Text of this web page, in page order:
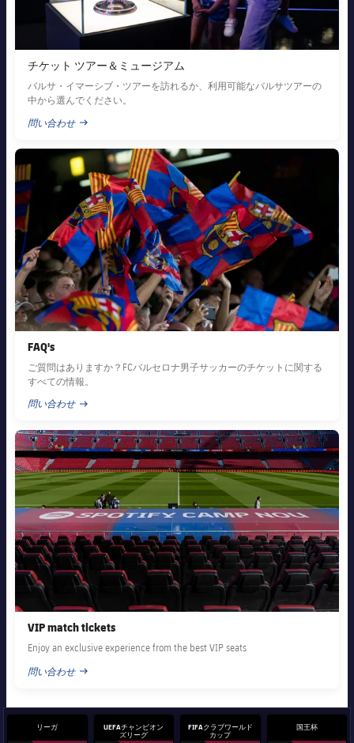
チケット ツアー＆ミュージアム
バルサ・イマーシブ・ツアーを訪れるか、利用可能なバルサツアーの
中から選んでください。
問い合わせ
PUBLISHED NEWS
FC Barcelona club badge
FAQ's
ご質問はありますか？FCバルセロナ男子サッカーのチケットに関する
すべての情報。
問い合わせ
PUBLISHED NEWS
FC Barcelona club badge
VIP match tickets
Enjoy an exclusive experience from the best VIP seats
問い合わせ
PUBLISHED NEWS
リーガ
UEFAチャンピオン
ズリーグ
FIFAクラブワールド
カップ
国王杯